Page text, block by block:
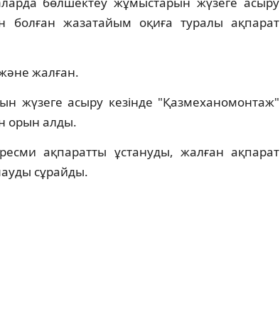
болған жазатайым оқиға туралы ақпарат
жалған.
жүзеге асыру кезінде "Қазмеханомонтаж"
орын алды.
ақпаратты ұстануды, жалған ақпарат
сұрайды.